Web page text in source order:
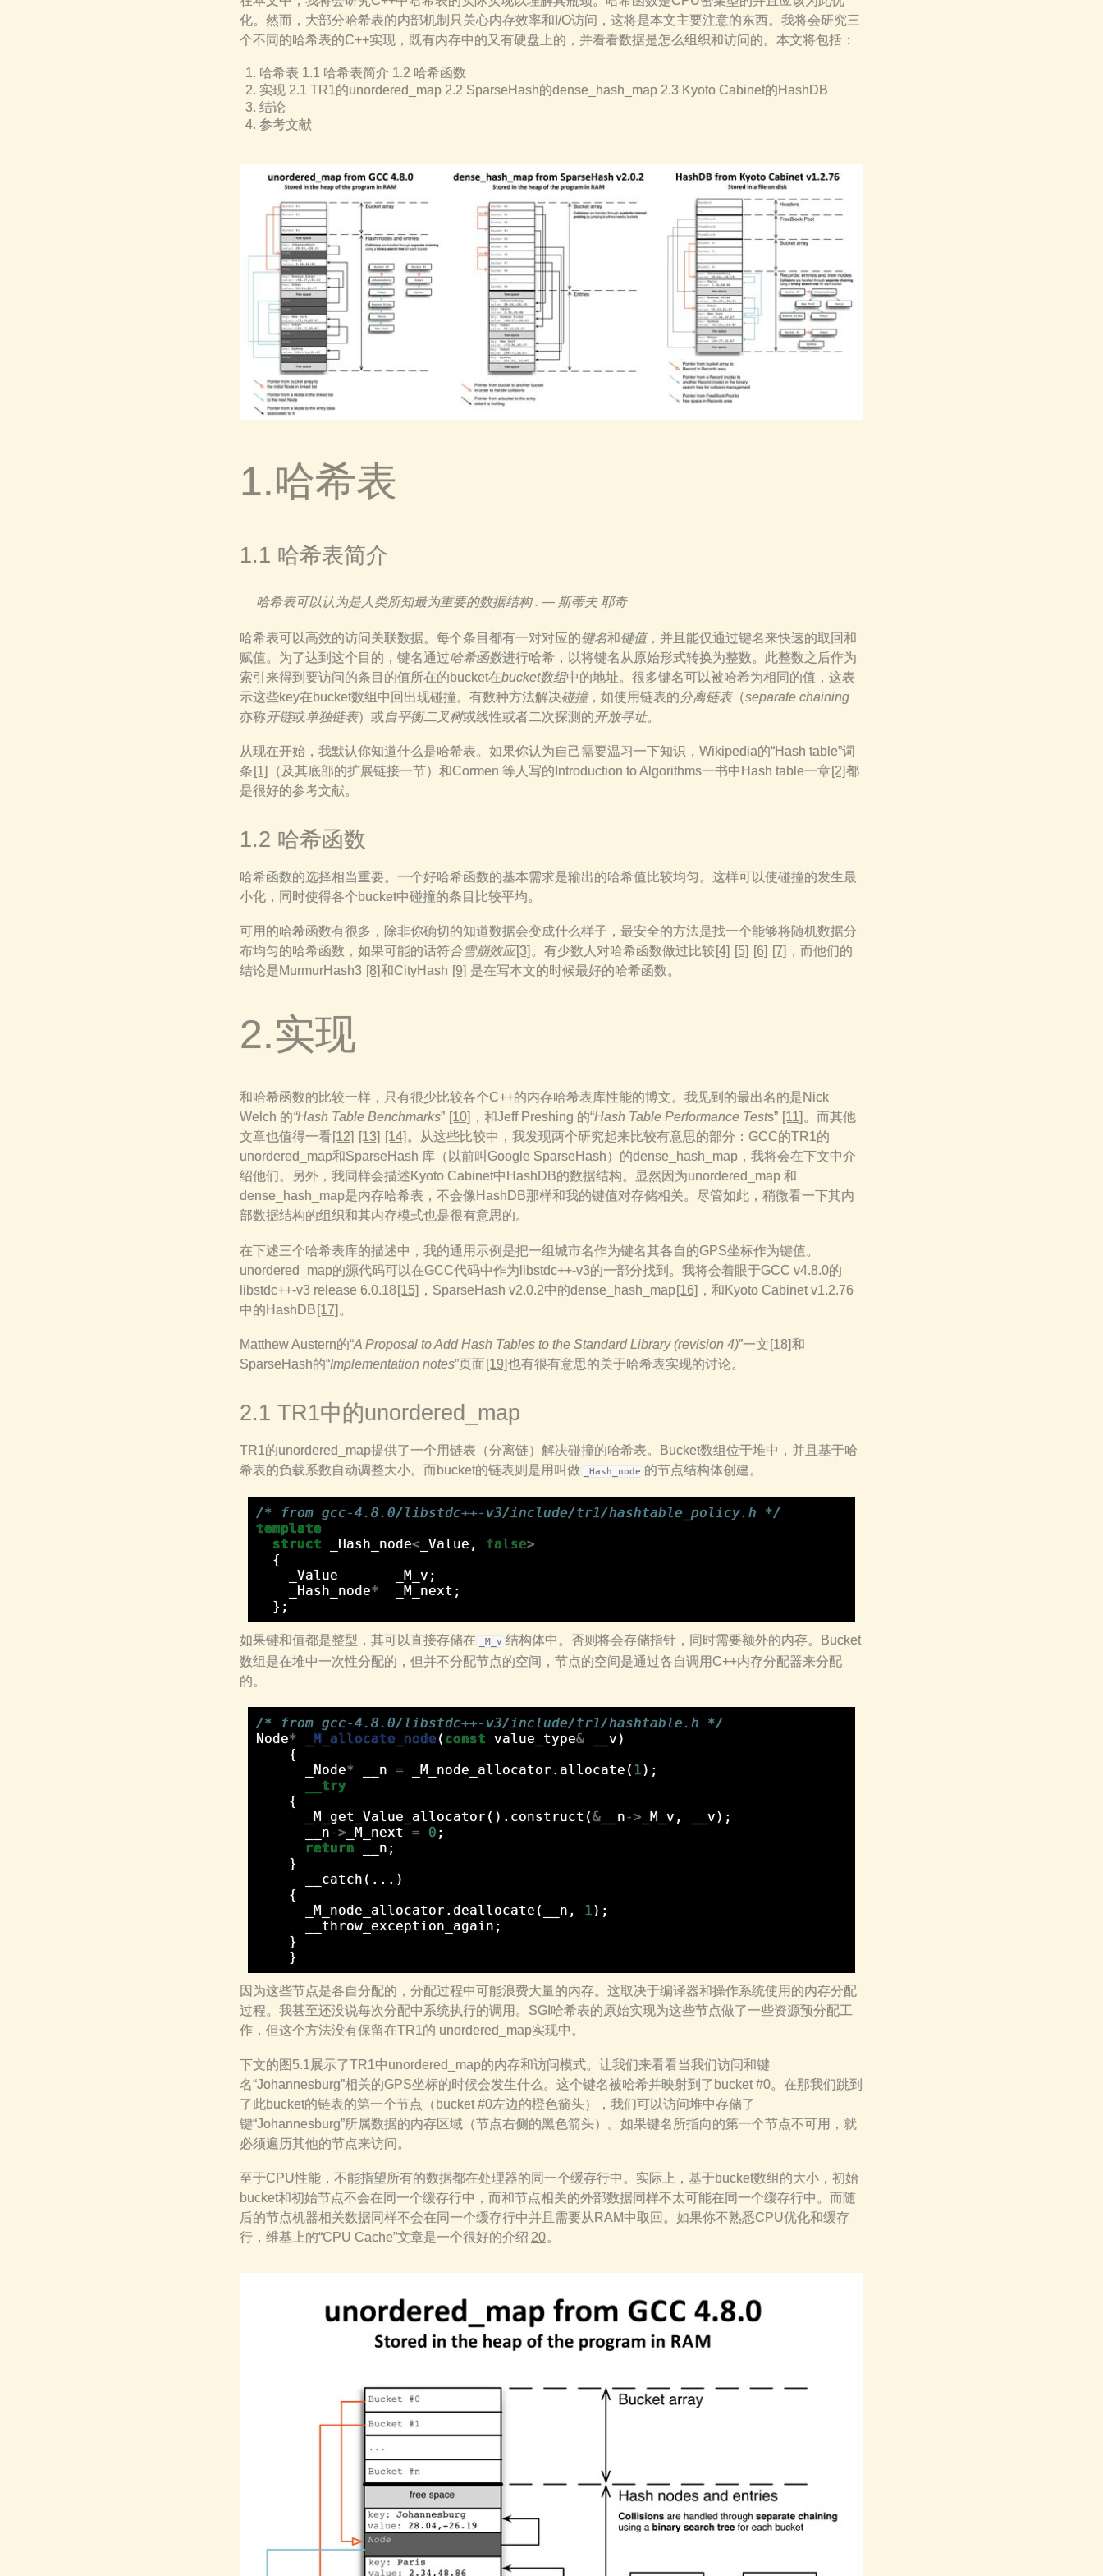
化。然而，大部分哈希表的内部机制只关心内存效率和I/O访问，这将是本文主要注意的东西。我将会研究三
个不同的哈希表的C++实现，既有内存中的又有硬盘上的，并看看数据是怎么组织和访问的。本文将包括：
哈希表 1.1 哈希表简介 1.2 哈希函数
实现 2.1 TR1的unordered_map 2.2 SparseHash的dense_hash_map 2.3 Kyoto Cabinet的HashDB
结论
参考文献
1.哈希表
1.1 哈希表简介
哈希表可以认为是人类所知最为重要的数据结构 . — 斯蒂夫 耶奇
哈希表可以高效的访问关联数据。每个条目都有一对对应的键名和键值，并且能仅通过键名来快速的取回和
赋值。为了达到这个目的，键名通过哈希函数进行哈希，以将键名从原始形式转换为整数。此整数之后作为
索引来得到要访问的条目的值所在的bucket在bucket数组中的地址。很多键名可以被哈希为相同的值，这表
示这些key在bucket数组中回出现碰撞。有数种方法解决碰撞，如使用链表的分离链表（separate chaining
亦称开链或单独链表）或自平衡二叉树或线性或者二次探测的开放寻址。
从现在开始，我默认你知道什么是哈希表。如果你认为自己需要温习一下知识，Wikipedia的“Hash table”词
条 [1] （及其底部的扩展链接一节）和Cormen 等人写的Introduction to Algorithms一书中Hash table一章[2]都
是很好的参考文献。
1.2 哈希函数
哈希函数的选择相当重要。一个好哈希函数的基本需求是输出的哈希值比较均匀。这样可以使碰撞的发生最
小化，同时使得各个bucket中碰撞的条目比较平均。
可用的哈希函数有很多，除非你确切的知道数据会变成什么样子，最安全的方法是找一个能够将随机数据分
布均匀的哈希函数，如果可能的话符合雪崩效应[3] 。有少数人对哈希函数做过比较[4] [5] [6] [7] ，而他们的
结论是MurmurHash3 [8]和CityHash [9] 是在写本文的时候最好的哈希函数。
2.实现
和哈希函数的比较一样，只有很少比较各个C++的内存哈希表库性能的博文。我见到的最出名的是Nick
Welch 的“Hash Table Benchmarks” [10] ，和Jeff Preshing 的“Hash Table Performance Tests” [11] 。而其他
文章也值得一看[12] [13] [14] 。从这些比较中，我发现两个研究起来比较有意思的部分：GCC的TR1的
unordered_map和SparseHash 库（以前叫Google SparseHash）的dense_hash_map，我将会在下文中介
绍他们。另外，我同样会描述Kyoto Cabinet中HashDB的数据结构。显然因为unordered_map 和
dense_hash_map是内存哈希表，不会像HashDB那样和我的键值对存储相关。尽管如此，稍微看一下其内
部数据结构的组织和其内存模式也是很有意思的。
在下述三个哈希表库的描述中，我的通用示例是把一组城市名作为键名其各自的GPS坐标作为键值。
unordered_map的源代码可以在GCC代码中作为libstdc++-v3的一部分找到。我将会着眼于GCC v4.8.0的
libstdc++-v3 release 6.0.18[15] ，SparseHash v2.0.2中的dense_hash_map[16] ，和Kyoto Cabinet v1.2.76
中的HashDB [17] 。
Matthew Austern的“A Proposal to Add Hash Tables to the Standard Library (revision 4)”一文 [18]和
SparseHash的“Implementation notes”页面[19]也有很有意思的关于哈希表实现的讨论。
2.1 TR1中的unordered_map
TR1的unordered_map提供了一个用链表（分离链）解决碰撞的哈希表。Bucket数组位于堆中，并且基于哈
希表的负载系数自动调整大小。而bucket的链表则是用叫做
_Hash_node 的节点结构体创建。
/* from gcc-4.8.0/libstdc++-v3/include/tr1/hashtable_policy.h */
template
struct
_Hash_node< _Value , false>
{
_Value
_M_v ;
_Hash_node* _M_next ;
};
如果键和值都是整型，其可以直接存储在 _M_v 结构体中。否则将会存储指针，同时需要额外的内存。Bucket
数组是在堆中一次性分配的，但并不分配节点的空间，节点的空间是通过各自调用C++内存分配器来分配
的。
/* from gcc-4.8.0/libstdc++-v3/include/tr1/hashtable.h */
Node* _M_allocate_node ( const value_type& __v)
{
_Node* __n = _M_node_allocator . allocate ( 1 );
__try
{
_M_get_Value_allocator (). construct (& __n-> _M_v , __v);
__n-> _M_next = 0 ;
return
__n ;
}
__catch (...)
{
_M_node_allocator . deallocate ( __n , 1 );
__throw_exception_again ;
}
}
因为这些节点是各自分配的，分配过程中可能浪费大量的内存。这取决于编译器和操作系统使用的内存分配
过程。我甚至还没说每次分配中系统执行的调用。SGI哈希表的原始实现为这些节点做了一些资源预分配工
作，但这个方法没有保留在TR1的 unordered_map实现中。
下文的图5.1展示了TR1中unordered_map的内存和访问模式。让我们来看看当我们访问和键
名“Johannesburg”相关的GPS坐标的时候会发生什么。这个键名被哈希并映射到了bucket #0。在那我们跳到
了此bucket的链表的第一个节点（bucket #0左边的橙色箭头），我们可以访问堆中存储了
键“Johannesburg”所属数据的内存区域（节点右侧的黑色箭头）。如果键名所指向的第一个节点不可用，就
必须遍历其他的节点来访问。
至于CPU性能，不能指望所有的数据都在处理器的同一个缓存行中。实际上，基于bucket数组的大小，初始
bucket和初始节点不会在同一个缓存行中，而和节点相关的外部数据同样不太可能在同一个缓存行中。而随
后的节点机器相关数据同样不会在同一个缓存行中并且需要从RAM中取回。如果你不熟悉CPU优化和缓存
行，维基上的“CPU Cache”文章是一个很好的介绍 20。